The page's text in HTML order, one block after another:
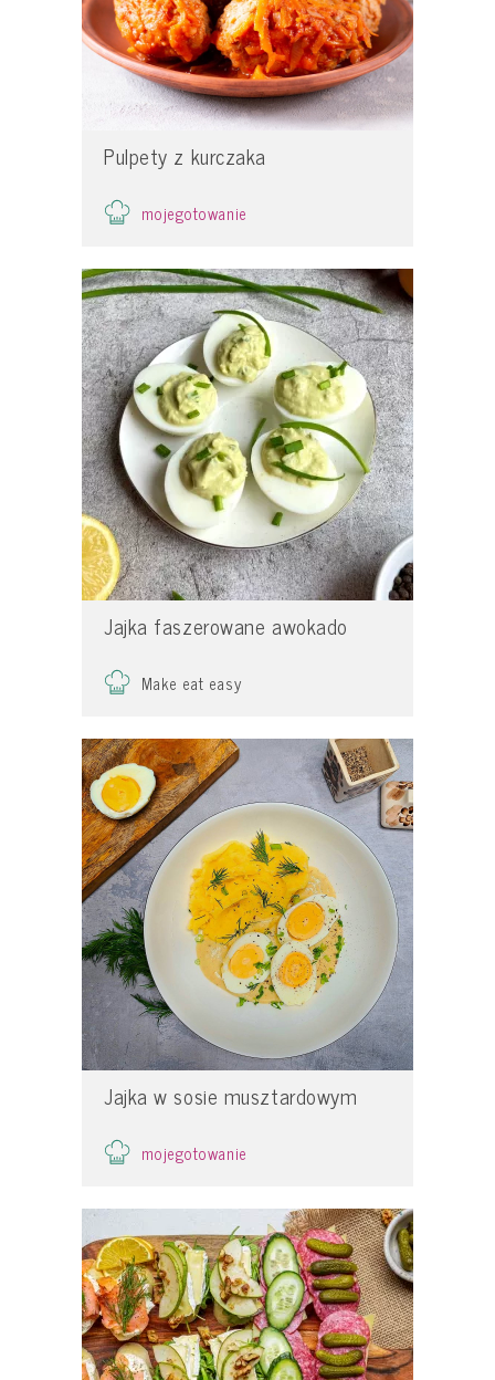
Pulpety z kurczaka
mojegotowanie
Jajka faszerowane awokado
Make eat easy
Jajka w sosie musztardowym
mojegotowanie